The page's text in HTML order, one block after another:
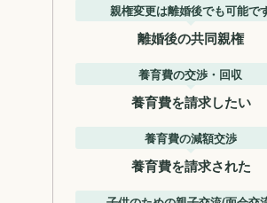
親権変更は離婚後でも可能で
離婚後の共同親権
養育費の交渉・回収
養育費を請求したい
養育費の減額交渉
養育費を請求された